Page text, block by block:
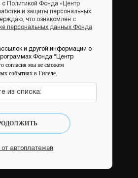
с Политикой Фонда «Центр
и защиты персональных
что ознакомлен с
персональных данных Фонда
и другой информации о
Фонда “Центр
согласия мы не сможем
событиях в Гилеле.
из списка:
автоплатежей